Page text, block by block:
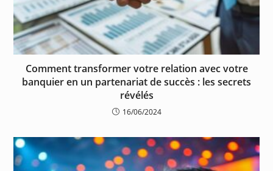
Comment transformer votre relation avec votre
banquier en un partenariat de succès : les secrets
révélés
16/06/2024